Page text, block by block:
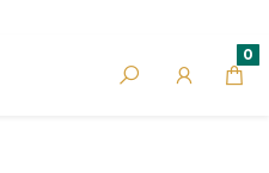
0